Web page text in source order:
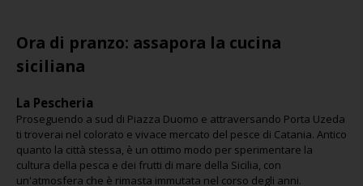
Ora di pranzo: assapora la cucina
siciliana
La Pescheria
Proseguendo a sud di Piazza Duomo e attraversando Porta Uzeda
ti troverai nel colorato e vivace mercato del pesce di Catania. Antico
quanto la città stessa, è un ottimo modo per sperimentare la
cultura della pesca e dei frutti di mare della Sicilia, con
un'atmosfera che è rimasta immutata nel corso degli anni.